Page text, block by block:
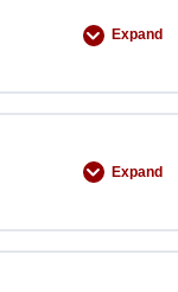
Expand
Expand